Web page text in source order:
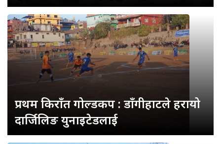
प्रथम किराँत गोल्डकप : डाँगीहाटले हरायो
दार्जिलिङ युनाइटेडलाई